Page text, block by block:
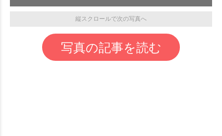
縦スクロールで次の写真へ
写真の記事を読む